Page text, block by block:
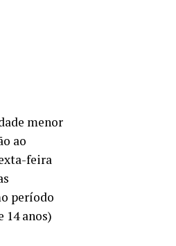
menor
ao
feira
período
14 anos)